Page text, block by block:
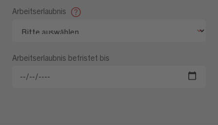
Arbeitserlaubnis
Arbeitserlaubnis befristet bis